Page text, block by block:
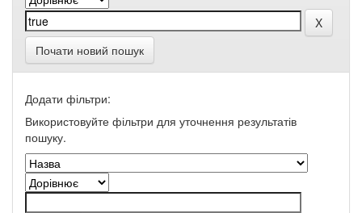
Почати новий пошук
Додати фільтри:
Використовуйте фільтри для уточнення результатів
пошуку.